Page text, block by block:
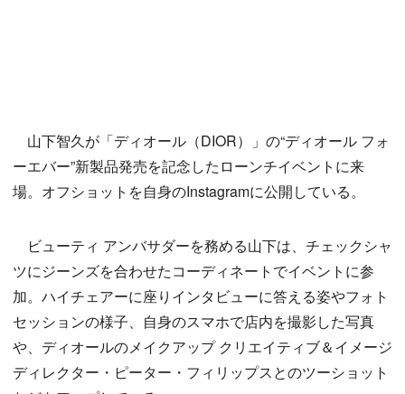
山下智久が「ディオール（DIOR）」の“ディオール フォ
ーエバー”新製品発売を記念したローンチイベントに来
場。オフショットを自身のInstagramに公開している。
ビューティ アンバサダーを務める山下は、チェックシャ
ツにジーンズを合わせたコーディネートでイベントに参
加。ハイチェアーに座りインタビューに答える姿やフォト
セッションの様子、自身のスマホで店内を撮影した写真
や、ディオールのメイクアップ クリエイティブ＆イメージ
ディレクター・ピーター・フィリップスとのツーショット